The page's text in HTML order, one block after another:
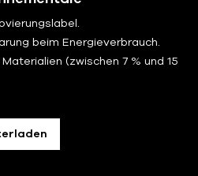
beim Energieverbrauch.
(zwischen 7 % und 15